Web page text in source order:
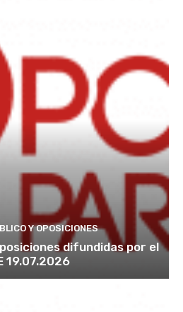
Y OPOSICIONES
difundidas por el
19.07.2026